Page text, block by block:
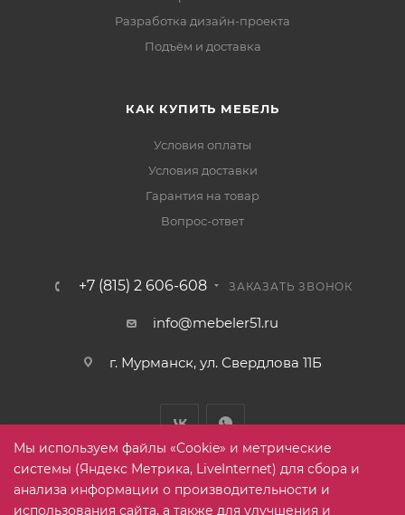
Разработка дизайн-проекта
Подъём и доставка
КАК КУПИТЬ МЕБЕЛЬ
Условия оплаты
Условия доставки
Гарантия на товар
Вопрос-ответ
+7 (815) 2 606-608 ЗАКАЗАТЬ ЗВОНОК
info@mebeler51.ru
г. Мурманск, ул. Свердлова 11Б
Мы используем файлы «Cookie» и метрические
системы (Яндекс Метрика, LiveInternet) для сбора и
анализа информации о производительности и
использования сайта, а также для улучшения и